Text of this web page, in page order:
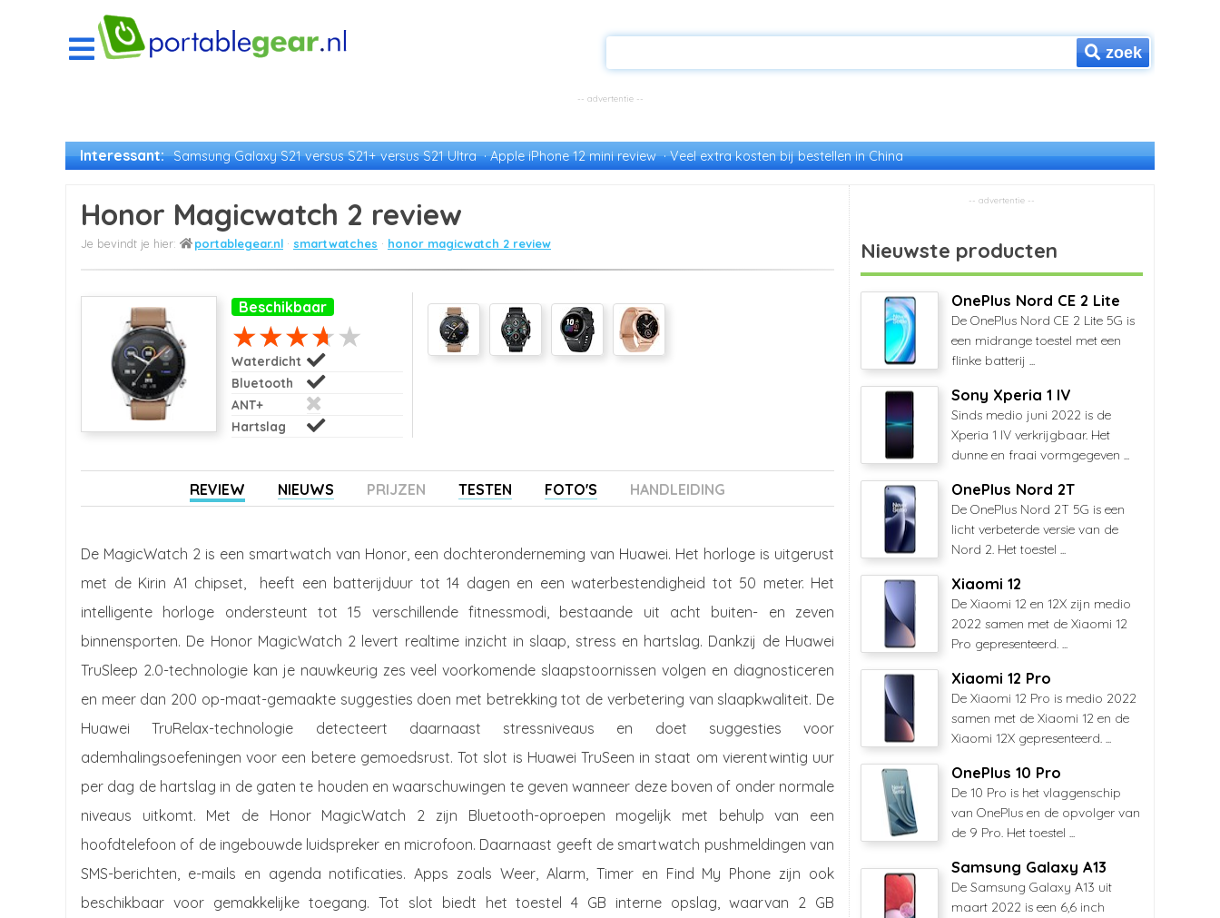
zoek
Interessant: Samsung Galaxy S21 versus S21+ versus S21 Ultra Apple iPhone 12 mini review Veel extra kosten bij bestellen in China
Honor Magicwatch 2 review
portablegear.nl smartwatches honor magicwatch 2 review
Beschikbaar
Waterdicht
Bluetooth
ANT+
Hartslag
REVIEW NIEUWS PRIJZEN TESTEN FOTO'S HANDLEIDING
De MagicWatch 2 is een smartwatch van Honor, een dochteronderneming van Huawei. Het horloge is uitgerust
met de Kirin A1 chipset, heeft een batterijduur tot 14 dagen en een waterbestendigheid tot 50 meter. Het
intelligente horloge ondersteunt tot 15 verschillende fitnessmodi, bestaande uit acht buiten- en zeven
binnensporten. De Honor MagicWatch 2 levert realtime inzicht in slaap, stress en hartslag. Dankzij de Huawei
TruSleep 2.0-technologie kan je nauwkeurig zes veel voorkomende slaapstoornissen volgen en diagnosticeren
en meer dan 200 op-maat-gemaakte suggesties doen met betrekking tot de verbetering van slaapkwaliteit. De
Huawei TruRelax-technologie detecteert daarnaast stressniveaus en doet suggesties voor
ademhalingsoefeningen voor een betere gemoedsrust. Tot slot is Huawei TruSeen in staat om vierentwintig uur
per dag de hartslag in de gaten te houden en waarschuwingen te geven wanneer deze boven of onder normale
niveaus uitkomt. Met de Honor MagicWatch 2 zijn Bluetooth-oproepen mogelijk met behulp van een
hoofdtelefoon of de ingebouwde luidspreker en microfoon. Daarnaast geeft de smartwatch pushmeldingen van
SMS-berichten, e-mails en agenda notificaties. Apps zoals Weer, Alarm, Timer en Find My Phone zijn ook
beschikbaar voor gemakkelijke toegang. Tot slot biedt het toestel 4 GB interne opslag, waarvan 2 GB
Nieuwste producten
OnePlus Nord CE 2 Lite
De OnePlus Nord CE 2 Lite 5G is
een midrange toestel met een
flinke batterij ...
Sony Xperia 1 IV
Sinds medio juni 2022 is de
Xperia 1 IV verkrijgbaar. Het
dunne en fraai vormgegeven ...
OnePlus Nord 2T
De OnePlus Nord 2T 5G is een
licht verbeterde versie van de
Nord 2. Het toestel ...
Xiaomi 12
De Xiaomi 12 en 12X zijn medio
2022 samen met de Xiaomi 12
Pro gepresenteerd. ...
Xiaomi 12 Pro
De Xiaomi 12 Pro is medio 2022
samen met de Xiaomi 12 en de
Xiaomi 12X gepresenteerd. ...
OnePlus 10 Pro
De 10 Pro is het vlaggenschip
van OnePlus en de opvolger van
de 9 Pro. Het toestel ...
Samsung Galaxy A13
De Samsung Galaxy A13 uit
maart 2022 is een 6,6 inch